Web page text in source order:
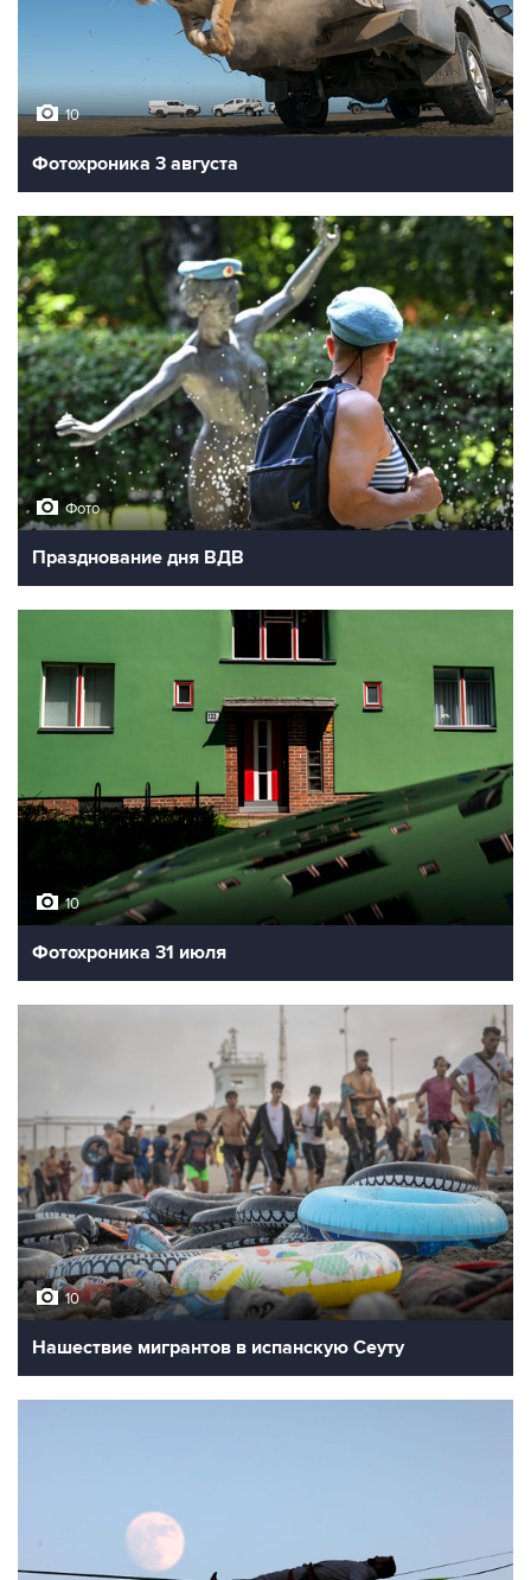
10
Фотохроника 3 августа
Фото
Празднование дня ВДВ
10
Фотохроника 31 июля
10
Нашествие мигрантов в испанскую Сеуту